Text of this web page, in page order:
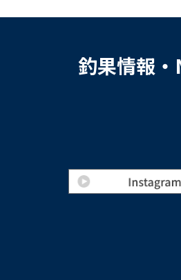
釣果情報・